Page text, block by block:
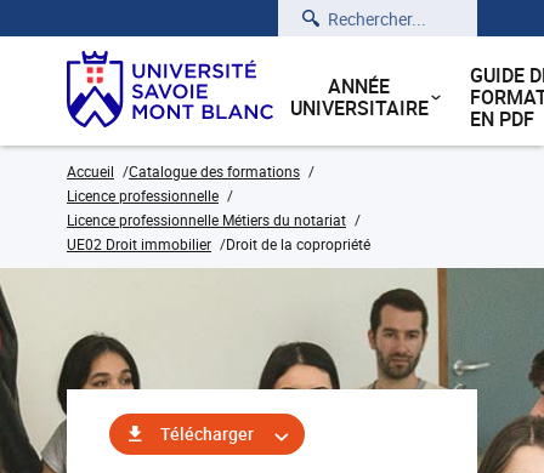
Rechercher
ANNÉE
UNIVERSITAIRE
GUIDE
EN PDF
Accueil
Catalogue des formations
Licence professionnelle
Licence professionnelle Métiers du notariat
UE02 Droit immobilier
Droit de la copropriété
Télécharger